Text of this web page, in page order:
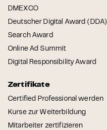
DMEXCO
Deutscher Digital Award (DDA)
Search Award
Online Ad Summit
Digital Responsibility Award
Zertifikate
Certified Professional werden
Kurse zur Weiterbildung
Mitarbeiter zertifizieren